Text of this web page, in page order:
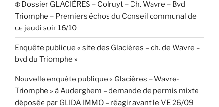
❄️ Dossier GLACIÈRES – Colruyt – Ch. Wavre – Bvd
Triomphe – Premiers échos du Conseil communal de
ce jeudi soir 16/10
Enquête publique « site des Glacières – ch. de Wavre –
bvd du Triomphe »
Nouvelle enquête publique « Glacières – Wavre-
Triomphe » à Auderghem – demande de permis mixte
déposée par GLIDA IMMO – réagir avant le VE 26/09